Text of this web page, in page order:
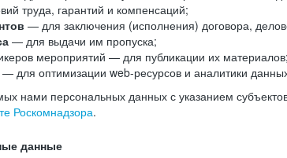
труда, гарантий и компенсаций;
— для заключения (исполнения) договора,
— для выдачи им пропуска;
мероприятий — для публикации их материалов;
для оптимизации web-ресурсов и аналитики
нами персональных данных с указанием
Роскомнадзора.
данные